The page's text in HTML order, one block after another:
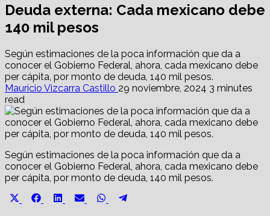
Deuda externa: Cada mexicano debe
140 mil pesos
Según estimaciones de la poca información que da a
conocer el Gobierno Federal, ahora, cada mexicano debe
per cápita, por monto de deuda, 140 mil pesos.
Mauricio Vizcarra Castillo 29 noviembre, 2024 3 minutes
read
Según estimaciones de la poca información que da a
conocer el Gobierno Federal, ahora, cada mexicano debe
per cápita, por monto de deuda, 140 mil pesos.
Share
Share
Facebook
Share
LinkedIn
Share
Email
Share
WhatsApp